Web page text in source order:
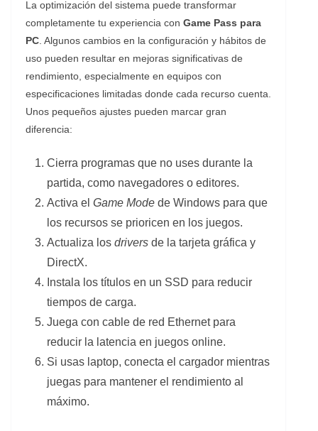
La optimización del sistema puede transformar
completamente tu experiencia con Game Pass para
PC . Algunos cambios en la configuración y hábitos de
uso pueden resultar en mejoras significativas de
rendimiento, especialmente en equipos con
especificaciones limitadas donde cada recurso cuenta.
Unos pequeños ajustes pueden marcar gran
diferencia:
Cierra programas que no uses durante la
partida, como navegadores o editores.
Activa el Game Mode de Windows para que
los recursos se prioricen en los juegos.
Actualiza los drivers de la tarjeta gráfica y
DirectX.
Instala los títulos en un SSD para reducir
tiempos de carga.
Juega con cable de red Ethernet para
reducir la latencia en juegos online.
Si usas laptop, conecta el cargador mientras
juegas para mantener el rendimiento al
máximo.